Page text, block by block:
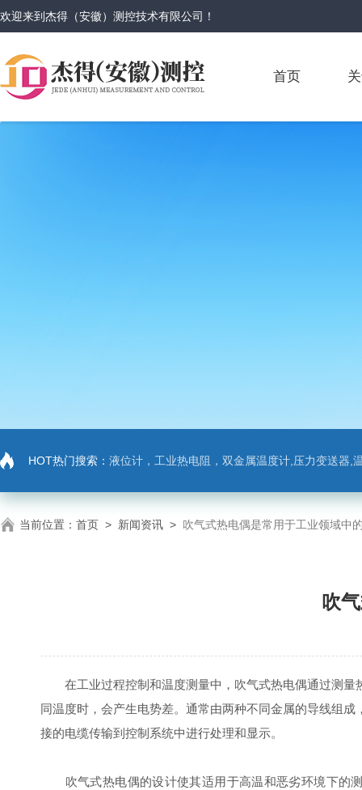
欢迎来到杰得（安徽）测控技术有限公司 ！
首页
HOT热门搜索： 液位计，工业热电阻，双金属温度计,压力变送器,
当前位置： 首页 > 新闻资讯 > 吹气式热电偶是常用于工业领域中
吹
在工业过程控制和温度测量中，吹气式热电偶通过测量
同温度时，会产生电势差。通常由两种不同金属的导线组
接的电缆传输到控制系统中进行处理和显示。
吹气式热电偶的设计使其适用于高温和恶劣环境下的测